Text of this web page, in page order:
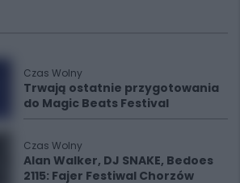
Czas Wolny
Trwają ostatnie przygotowania
do Magic Beats Festival
Czas Wolny
Alan Walker, DJ SNAKE, Bedoes
2115: Fajer Festiwal Chorzów